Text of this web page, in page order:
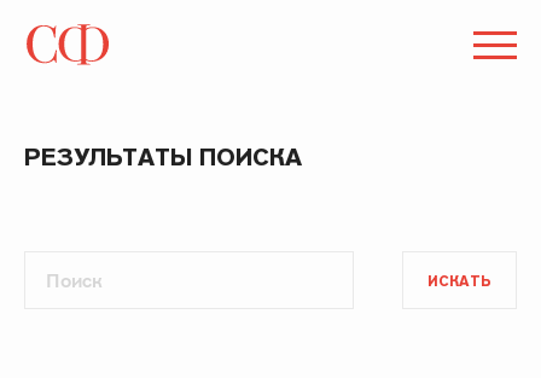
РЕЗУЛЬТАТЫ ПОИСКА
ИСКАТЬ